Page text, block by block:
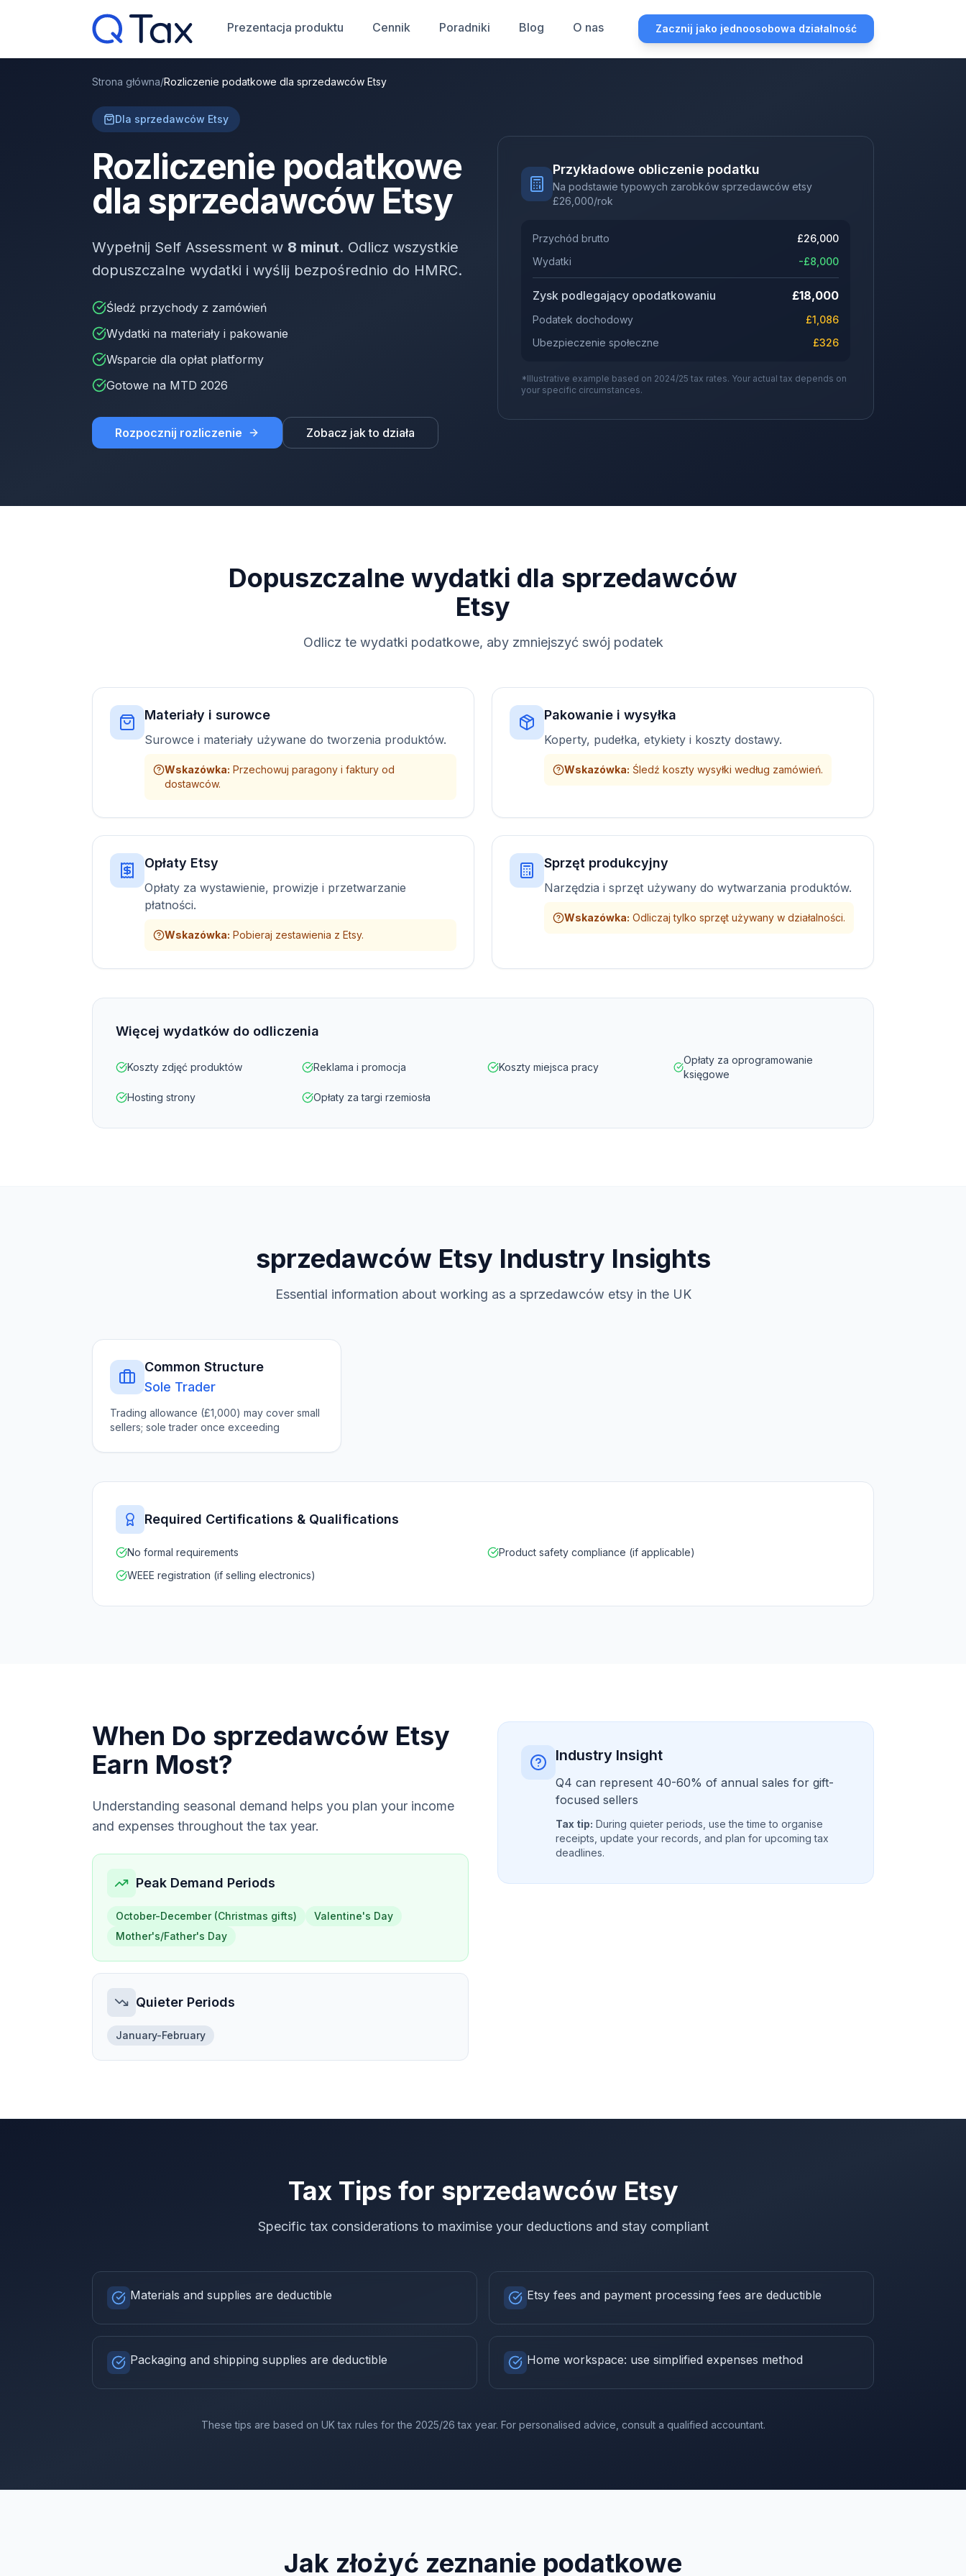
Prezentacja produktu Cennik Poradniki Blog O nas Zacznij jako jednoosobowa działalność
Strona główna/Rozliczenie podatkowe dla sprzedawców Etsy
Dla sprzedawców Etsy
Rozliczenie podatkowe
dla sprzedawców Etsy
Wypełnij Self Assessment w 8 minut. Odlicz wszystkie
dopuszczalne wydatki i wyślij bezpośrednio do HMRC.
Śledź przychody z zamówień
Wydatki na materiały i pakowanie
Wsparcie dla opłat platformy
Gotowe na MTD 2026
Rozpocznij rozliczenie Zobacz jak to działa
Przykładowe obliczenie podatku
Na podstawie typowych zarobków sprzedawców etsy
£26,000/rok
Przychód brutto £26,000
Wydatki
-£8,000
Zysk podlegający opodatkowaniu £18,000
Podatek dochodowy £1,086
Ubezpieczenie społeczne
£326
*Illustrative example based on 2024/25 tax rates. Your actual tax depends on
your specific circumstances.
Dopuszczalne wydatki dla sprzedawców
Etsy
Odlicz te wydatki podatkowe, aby zmniejszyć swój podatek
Materiały i surowce
Surowce i materiały używane do tworzenia produktów.
Wskazówka: Przechowuj paragony i faktury od
dostawców.
Pakowanie i wysyłka
Koperty, pudełka, etykiety i koszty dostawy.
Wskazówka: Śledź koszty wysyłki według zamówień.
Opłaty Etsy
Opłaty za wystawienie, prowizje i przetwarzanie
płatności.
Wskazówka: Pobieraj zestawienia z Etsy.
Sprzęt produkcyjny
Narzędzia i sprzęt używany do wytwarzania produktów.
Wskazówka: Odliczaj tylko sprzęt używany w działalności.
Więcej wydatków do odliczenia
Koszty zdjęć produktów Reklama i promocja Koszty miejsca pracy
Opłaty za oprogramowanie
księgowe
Hosting strony
Opłaty za targi rzemiosła
sprzedawców Etsy Industry Insights
Essential information about working as a sprzedawców etsyin the UK
Common Structure
Sole Trader
Trading allowance (£1,000) may cover small
sellers; sole trader once exceeding
Required Certifications & Qualifications
No formal requirements
Product safety compliance (if applicable)
WEEE registration (if selling electronics)
When Do sprzedawców Etsy
Earn Most?
Understanding seasonal demand helps you plan your income
and expenses throughout the tax year.
Peak Demand Periods
October-December (Christmas gifts)
Valentine's Day
Mother's/Father's Day
Quieter Periods
January-February
Industry Insight
Q4 can represent 40-60% of annual sales for gift-
focused sellers
Tax tip: During quieter periods, use the time to organise
receipts, update your records, and plan for upcoming tax
deadlines.
Tax Tips for sprzedawców Etsy
Specific tax considerations to maximise your deductions and stay compliant
Materials and supplies are deductible Etsy fees and payment processing fees are deductible
Packaging and shipping supplies are deductible Home workspace: use simplified expenses method
These tips are based on UK tax rules for the 2025/26 tax year. For personalised advice, consult a qualified accountant.
Jak złożyć zeznanie podatkowe